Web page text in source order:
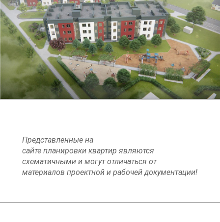
Представленные на
сайте планировки квартир являются
схематичными и могут отличаться от
материалов проектной и рабочей документации!